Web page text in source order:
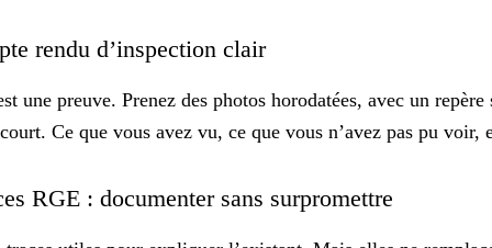
rendu d’inspection clair
une preuve. Prenez des photos horodatées, avec un
Ce que vous avez vu, ce que vous n’avez pas pu
RGE : documenter sans surpromettre